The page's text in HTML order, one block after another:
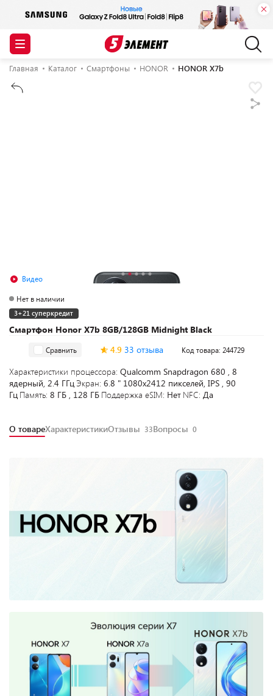
Главная Каталог Смартфоны HONOR HONOR X7b
Смартфон Honor X7b 8GB/128GB Midnight Black
Видео
Нет в наличии
3+21 суперкредит
Сравнить 4.9 33 отзыва Код товара: 244729
Характеристики процессора: Qualcomm Snapdragon 680 , 8
ядерный, 2.4 ГГц Экран: 6.8 " 1080x2412 пикселей, IPS , 90
Гц Память: 8 ГБ , 128 ГБ Поддержка eSIM: Нет NFC: Да
О товареХарактеристикиОтзывы 33Вопросы 0